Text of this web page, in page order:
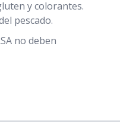
y colorantes.
pescado.
no deben